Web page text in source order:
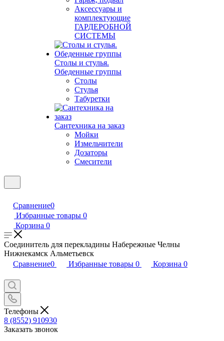
Аксессуары и
комплектующие
ГАРДЕРОБНОЙ
СИСТЕМЫ
Столы и стулья.
Обеденные группы
Столы
Стулья
Табуретки
Сантехника на заказ
Мойки
Измельчители
Дозаторы
Смесители
Сравнение0
Избранные товары 0
Корзина 0
Соединитель для перекладины Набережные Челны
Нижнекамск Альметьевск
Сравнение0 Избранные товары 0 Корзина 0
Телефоны
8 (8552) 910930
Заказать звонок